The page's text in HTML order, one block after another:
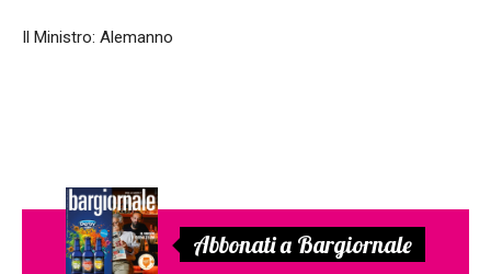
Il Ministro: Alemanno
Abbonati a Bargiornale